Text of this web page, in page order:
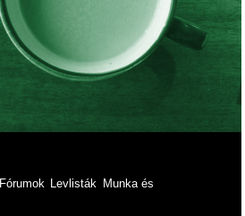
Fórumok Levlisták
Munka és